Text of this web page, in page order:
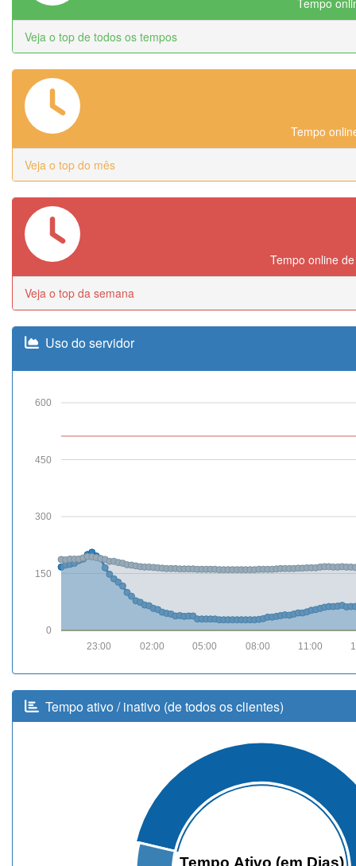
Veja o top de todos os tempos
Tempo
Veja o top do mês
Tempo online
Veja o top da semana
Uso do servidor
0
150
300
450
600
11:00
08:00
05:00
02:00
23:00
Tempo ativo / inativo (de todos os clientes)
Tempo Ativo (em Dias)